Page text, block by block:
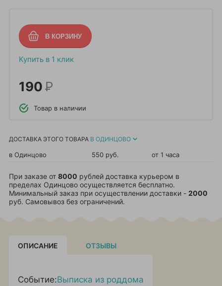
Купить в 1 клик
190Р
Товар в наличии
ДОСТАВКА ЭТОГО ТОВАРА В ОДИНЦОВО
в Одинцово 550 руб. от 1 часа
При заказе от 8000 рублей доставка курьером в
пределах Одинцово осуществляется бесплатно.
Минимальный заказ при осуществлении доставки - 2000
руб. Самовывоз без ограничений.
ОПИСАНИЕ ОТЗЫВЫ
Событие:Выписка из роддома